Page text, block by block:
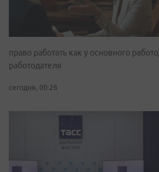
право работать как у основного
работодателя
сегодня, 00:26